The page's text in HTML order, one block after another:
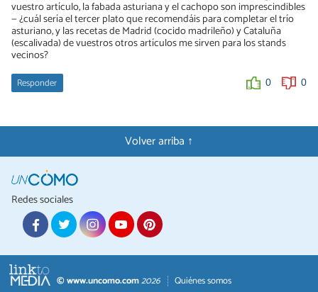
vuestro artículo, la fabada asturiana y el cachopo son imprescindibles
— ¿cuál sería el tercer plato que recomendáis para completar el trío
asturiano, y las recetas de Madrid (cocido madrileño) y Cataluña
(escalivada) de vuestros otros artículos me sirven para los stands
vecinos?
Responder 0 0
Volver arriba ↑
Redes sociales
© www.uncomo.com2026 Quiénes somos